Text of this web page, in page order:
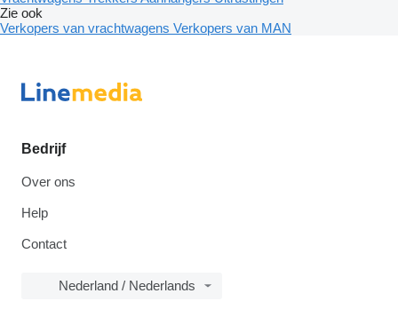
Zie ook
Verkopers van vrachtwagens Verkopers van MAN
Bedrijf
Over ons
Help
Contact
Nederland / Nederlands